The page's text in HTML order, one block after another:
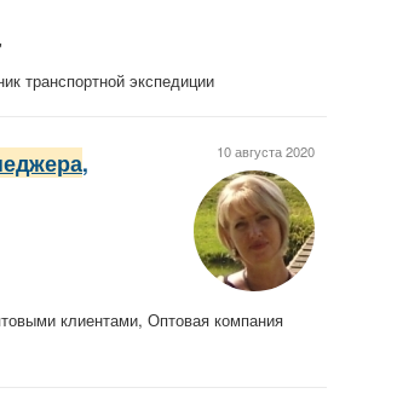
транспортной экспедиции
10 августа 2020
,
клиентами, Оптовая компания